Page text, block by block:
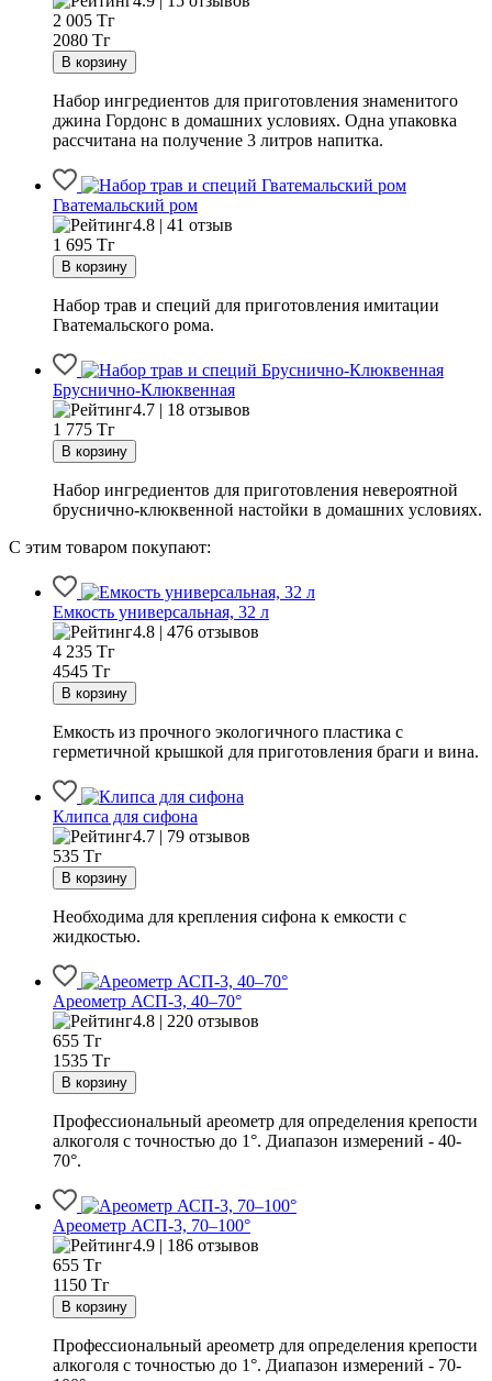
2 005 Тг
2080 Тг
Набор ингредиентов для приготовления знаменитого
джина Гордонс в домашних условиях. Одна упаковка
рассчитана на получение 3 литров напитка.
Гватемальский ром
4.8 | 41 отзыв
1 695 Тг
Набор трав и специй для приготовления имитации
Гватемальского рома.
Бруснично-Клюквенная
4.7 | 18 отзывов
1 775 Тг
Набор ингредиентов для приготовления невероятной
бруснично-клюквенной настойки в домашних условиях.
С этим товаром покупают:
Емкость универсальная, 32 л
4.8 | 476 отзывов
4 235 Тг
4545 Тг
Емкость из прочного экологичного пластика с
герметичной крышкой для приготовления браги и вина.
Клипса для сифона
4.7 | 79 отзывов
535 Тг
Необходима для крепления сифона к емкости с
жидкостью.
Ареометр АСП-3, 40–70°
4.8 | 220 отзывов
655 Тг
1535 Тг
Профессиональный ареометр для определения крепости
алкоголя с точностью до 1°. Диапазон измерений - 40-
70°.
Ареометр АСП-3, 70–100°
4.9 | 186 отзывов
655 Тг
1150 Тг
Профессиональный ареометр для определения крепости
алкоголя с точностью до 1°. Диапазон измерений - 70-